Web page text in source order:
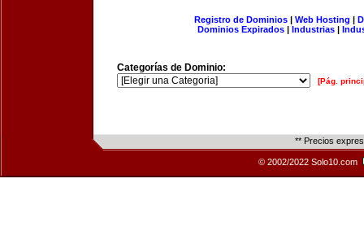
Registro de Dominios| Web Hosting |
Dominios Expirados | Industrias |
Categorías de Dominio:
[Pág.
** Precios
© 2002/2022 Solo10.com